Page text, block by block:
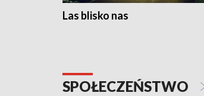
Las blisko nas
SPOŁECZEŃSTWO